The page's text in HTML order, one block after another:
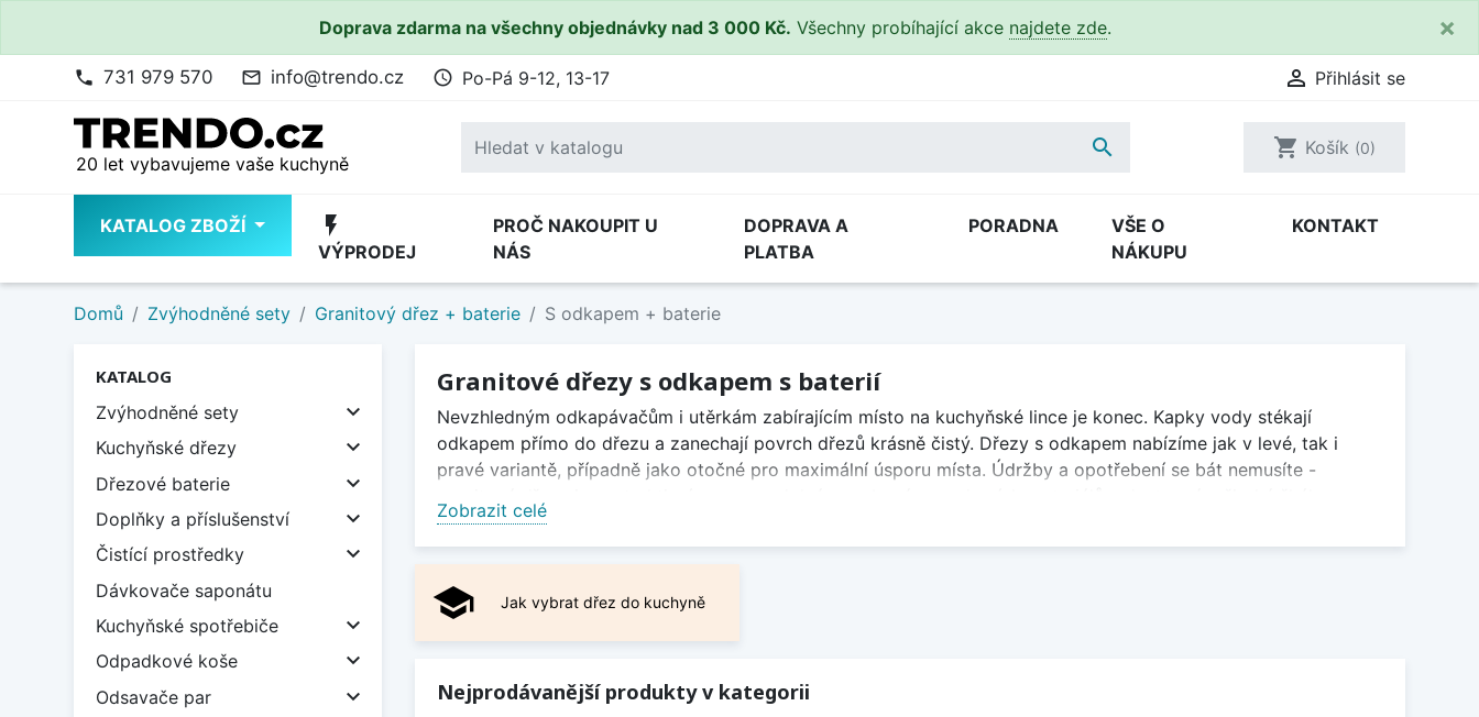
Doprava zdarma na všechny objednávky nad 3 000 Kč. Všechny probíhající akce najdete zde. ×
phone 731 979 570 mail_outline info@trendo.cz access_time Po-Pá 9-12, 13-17  Přihlásit se
20 let vybavujeme vaše kuchyně
 shopping_cart Košík (0)
KATALOG ZBOŽÍ flash_on
VÝPRODEJ
PROČ NAKOUPIT U
NÁS
DOPRAVA A
PLATBA
PORADNA
VŠE O
NÁKUPU
KONTAKT
Domů Zvýhodněné sety Granitový dřez + baterie S odkapem + baterie
KATALOG
Zvýhodněné sety

Kuchyňské dřezy 
Dřezové baterie 
Doplňky a příslušenství 
Čistící prostředky 
Dávkovače saponátu
Kuchyňské spotřebiče

Odpadkové koše 
Odsavače par 
Granitové dřezy s odkapem s baterií
Zobrazit celé
Nevzhledným odkapávačům i utěrkám zabírajícím místo na kuchyňské lince je konec. Kapky vody stékají
odkapem přímo do dřezu a zanechají povrch dřezů krásně čistý. Dřezy s odkapem nabízíme jak v levé, tak i
pravé variantě, případně jako otočné pro maximální úsporu místa. Údržby a opotřebení se bát nemusíte -
barevných variant, zahrnující odstíny černé, bílé, pískových barev a mnoho dalších. Granitové dřezy jsou vysoce
odolné proti znečištění, nárazu, stárnutí, poškrábání, vysoké teplotě až do 280 °C i chemickému poškození.
Zobrazit méně
school Jak vybrat dřez do kuchyně
Nejprodávanější produkty v kategorii